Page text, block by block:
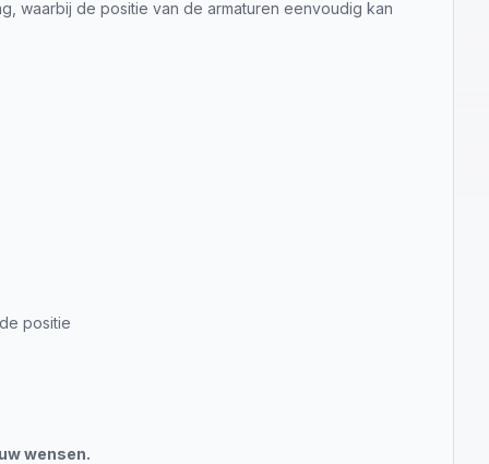
waarbij de positie van de armaturen eenvoudig kan
positie
wensen.